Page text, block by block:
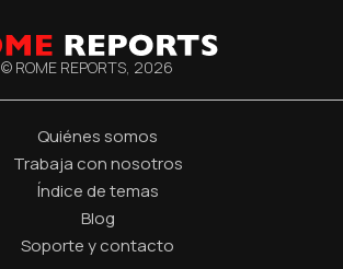
© ROME REPORTS, 2026
Quiénes somos
Trabaja con nosotros
Índice de temas
Blog
Soporte y contacto